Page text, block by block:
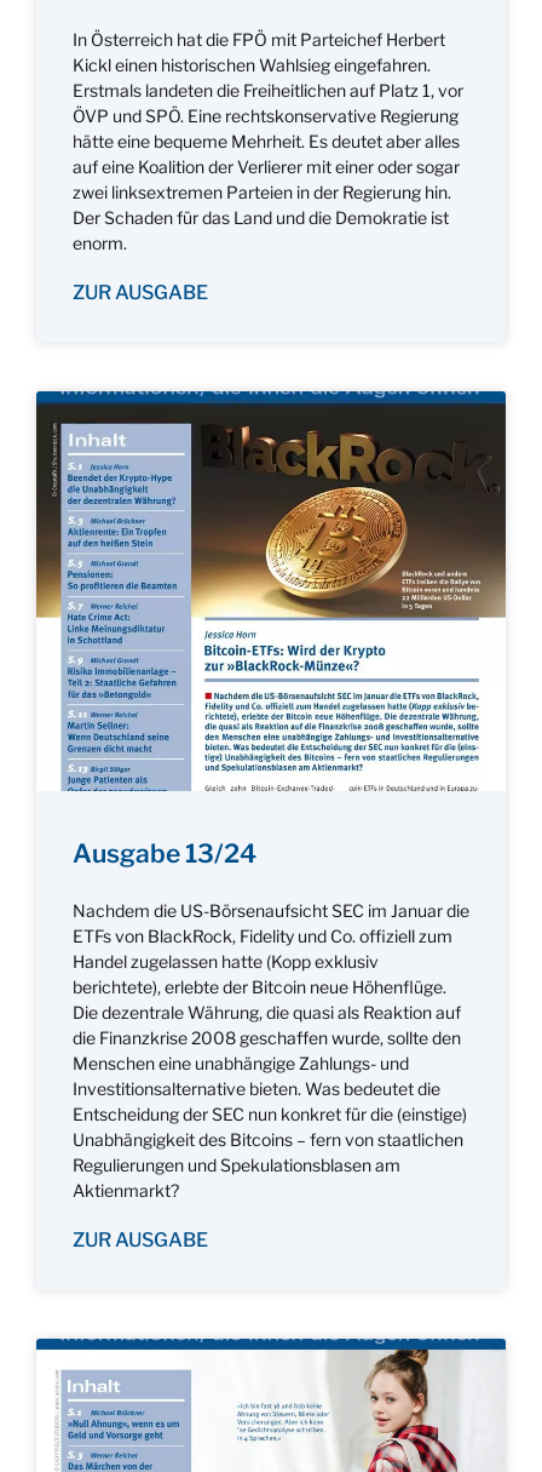
In Österreich hat die FPÖ mit Parteichef Herbert
Kickl einen historischen Wahlsieg eingefahren.
Erstmals landeten die Freiheitlichen auf Platz 1, vor
ÖVP und SPÖ. Eine rechtskonservative Regierung
hätte eine bequeme Mehrheit. Es deutet aber alles
auf eine Koalition der Verlierer mit einer oder sogar
zwei linksextremen Parteien in der Regierung hin.
Der Schaden für das Land und die Demokratie ist
enorm.
ZUR AUSGABE
Ausgabe 13/24
Nachdem die US-Börsenaufsicht SEC im Januar die
ETFs von BlackRock, Fidelity und Co. offiziell zum
Handel zugelassen hatte (Kopp exklusiv
berichtete), erlebte der Bitcoin neue Höhenflüge.
Die dezentrale Währung, die quasi als Reaktion auf
die Finanzkrise 2008 geschaffen wurde, sollte den
Menschen eine unabhängige Zahlungs- und
Investitionsalternative bieten. Was bedeutet die
Entscheidung der SEC nun konkret für die (einstige)
Unabhängigkeit des Bitcoins – fern von staatlichen
Regulierungen und Spekulationsblasen am
Aktienmarkt?
ZUR AUSGABE